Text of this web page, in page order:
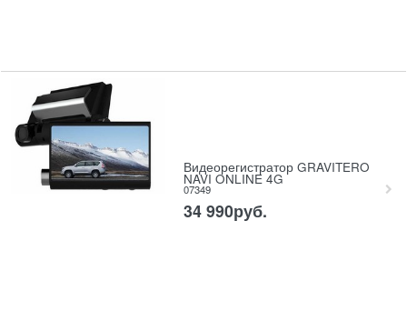
Видеорегистратор GRAVITERO
NAVI ONLINE 4G
07349
34 990руб.